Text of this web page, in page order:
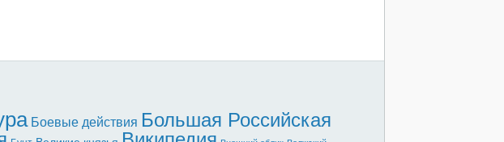
Боевые действия Большая Российская